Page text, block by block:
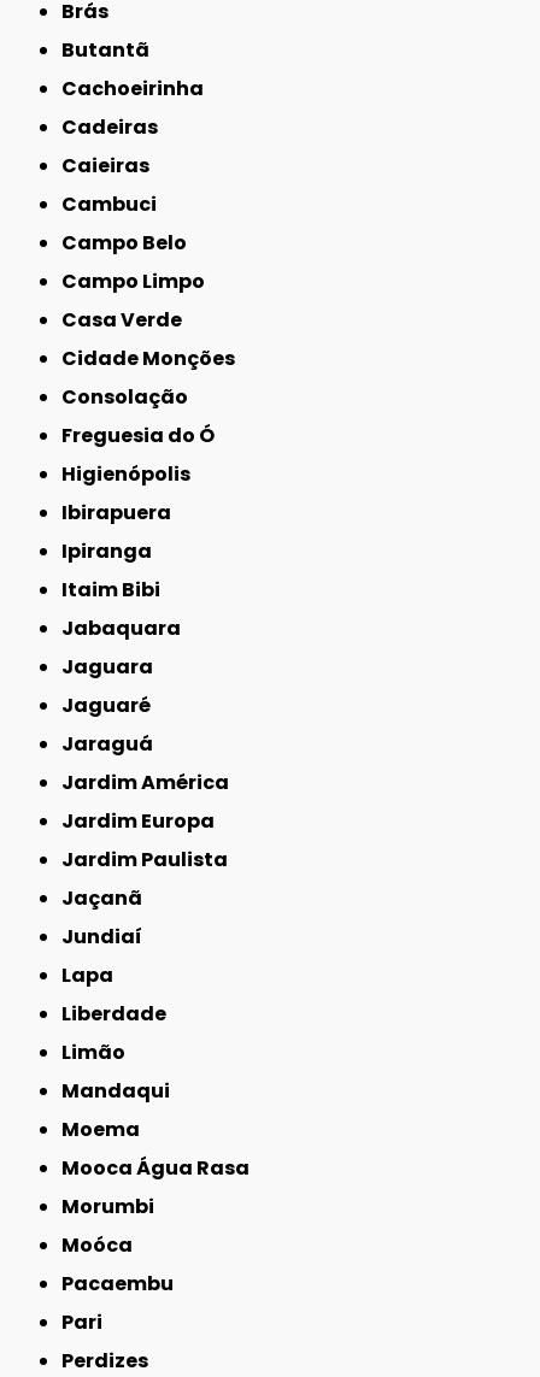
Brás
Butantã
Cachoeirinha
Cadeiras
Caieiras
Cambuci
Campo Belo
Campo Limpo
Casa Verde
Cidade Monções
Consolação
Freguesia do Ó
Higienópolis
Ibirapuera
Ipiranga
Itaim Bibi
Jabaquara
Jaguara
Jaguaré
Jaraguá
Jardim América
Jardim Europa
Jardim Paulista
Jaçanã
Jundiaí
Lapa
Liberdade
Limão
Mandaqui
Moema
Mooca Água Rasa
Morumbi
Moóca
Pacaembu
Pari
Perdizes